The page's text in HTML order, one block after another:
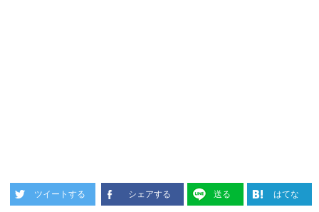
ツイートする シェアする 送る はてな